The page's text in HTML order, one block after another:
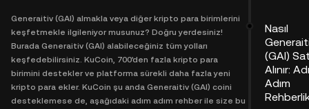
Generaitiv (GAI) almakla veya diğer kripto para birimlerini
keşfetmekle ilgileniyor musunuz? Doğru yerdesiniz!
Burada Generaitiv (GAI) alabileceğiniz tüm yolları
keşfedebilirsiniz. KuCoin, 700'den fazla kripto para
birimini destekler ve platforma sürekli daha fazla yeni
kripto para ekler. KuCoin şu anda Generaitiv (GAI) coini
desteklemese de, aşağıdaki adım adım rehber ile size bu
Nasıl
(GAI)
Alınır:
Adım